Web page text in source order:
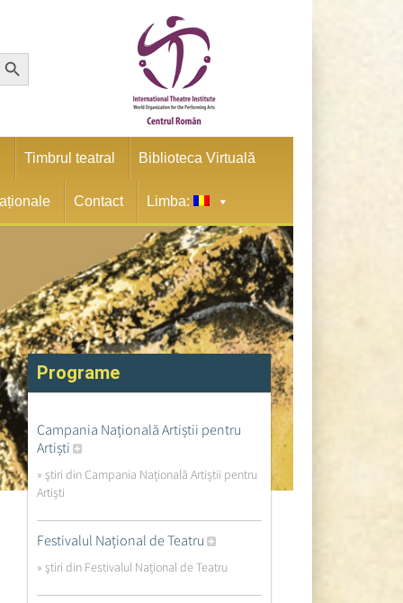
Button
Timbrul teatral Biblioteca Virtuală
Contact Limba:
Programe
Campania Națională Artiștii pentru
Artiști
» ştiri din Campania Națională Artiștii pentru
Artiști
Festivalul Național de Teatru
» ştiri din Festivalul Național de Teatru